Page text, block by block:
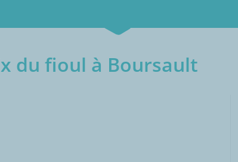
du fioul à Boursault